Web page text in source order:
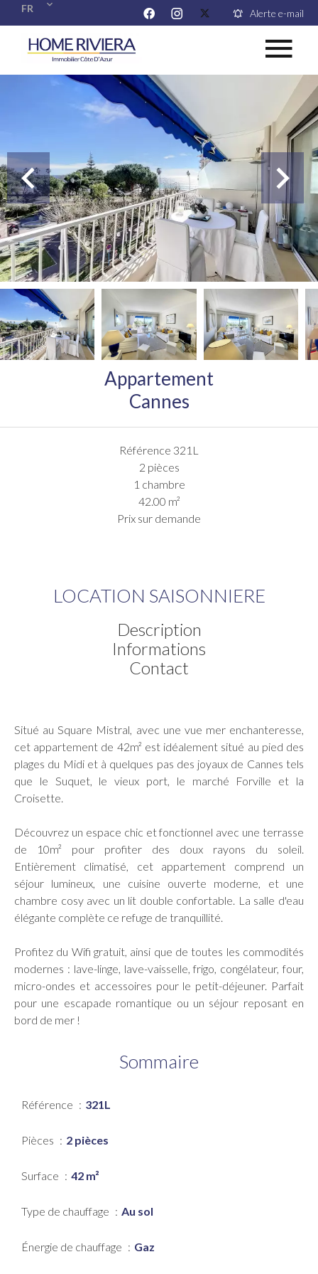
FR Alerte e-mail
Appartement
Cannes
Référence 321L
2 pièces
1 chambre
42.00 m²
Prix sur demande
LOCATION SAISONNIERE
Description
Informations
Contact
Situé au Square Mistral, avec une vue mer enchanteresse,
cet appartement de 42m² est idéalement situé au pied des
plages du Midi et à quelques pas des joyaux de Cannes tels
que le Suquet, le vieux port, le marché Forville et la
Croisette.
Découvrez un espace chic et fonctionnel avec une terrasse
de 10m² pour profiter des doux rayons du soleil.
Entièrement climatisé, cet appartement comprend un
séjour lumineux, une cuisine ouverte moderne, et une
chambre cosy avec un lit double confortable. La salle d'eau
élégante complète ce refuge de tranquillité.
Profitez du Wifi gratuit, ainsi que de toutes les commodités
modernes : lave-linge, lave-vaisselle, frigo, congélateur, four,
micro-ondes et accessoires pour le petit-déjeuner. Parfait
pour une escapade romantique ou un séjour reposant en
bord de mer !
Sommaire
Référence 321L
Pièces 2 pièces
Surface 42 m²
Type de chauffage Au sol
Énergie de chauffage Gaz